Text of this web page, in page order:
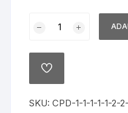
puf
adeziv
ADD
SKU:CPD-1-1-1-1-1-2-